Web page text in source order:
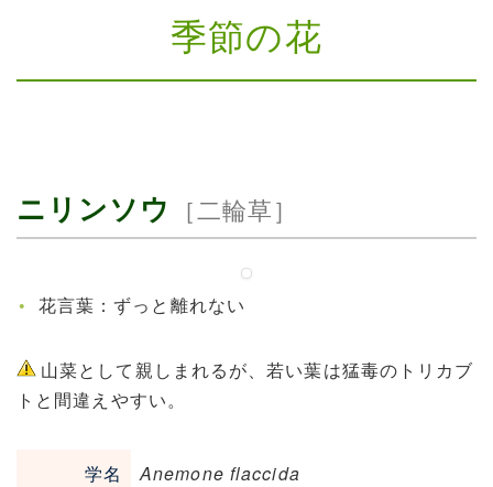
季節の花
ニリンソウ ［二輪草］
花言葉：ずっと離れない
山菜として親しまれるが、若い葉は猛毒のトリカブ
トと間違えやすい。
学名
Anemone flaccida